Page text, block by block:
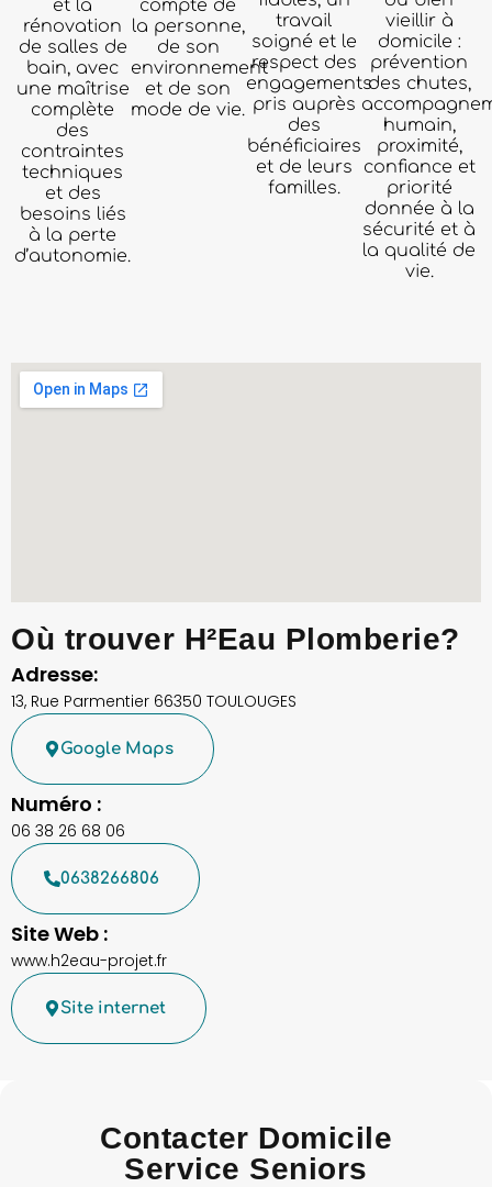
et la
rénovation
de salles de
bain, avec
une maîtrise
complète
des
contraintes
techniques
et des
besoins liés
à la perte
d’autonomie.
compte de
la personne,
de son
environnement
et de son
mode de vie.
travail
soigné et le
respect des
engagements
pris auprès
des
bénéficiaires
et de leurs
familles.
vieillir à
domicile :
prévention
des chutes,
humain,
proximité,
confiance et
priorité
donnée à la
sécurité et à
la qualité de
vie.
Où trouver H²Eau Plomberie?
Adresse:
13, Rue Parmentier 66350 TOULOUGES
Google Maps
Numéro :
06 38 26 68 06
0638266806
Site Web :
www.h2eau-projet.fr
Site internet
Contacter Domicile
Service Seniors